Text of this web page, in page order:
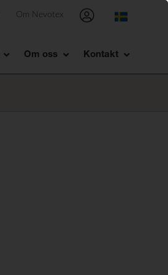
Om Nevotex
Om oss Kontakt